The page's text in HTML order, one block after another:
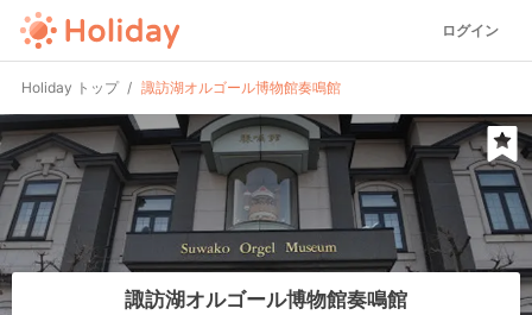
ログイン
Holiday トップ 諏訪湖オルゴール博物館奏鳴館
諏訪湖オルゴール博物館奏鳴館